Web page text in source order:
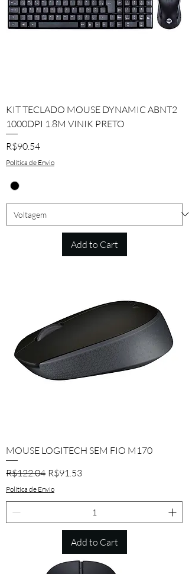
KIT TECLADO MOUSE DYNAMIC ABNT2
1000DPI 1.8M VINIK PRETO
Price
R$90.54
Política de Envio
Add to Cart
MOUSE LOGITECH SEM FIO M170
Regular Price
R$122.04 Sale Price
R$91.53
Política de Envio
Add to Cart